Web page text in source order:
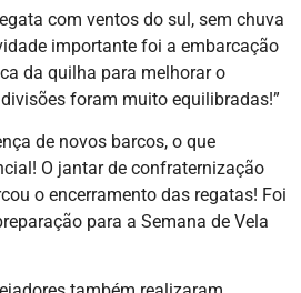
com ventos do sul, sem chuva
importante foi a embarcação
da quilha para melhorar o
foram muito equilibradas!”
de novos barcos, o que
O jantar de confraternização
o encerramento das regatas! Foi
para a Semana de Vela